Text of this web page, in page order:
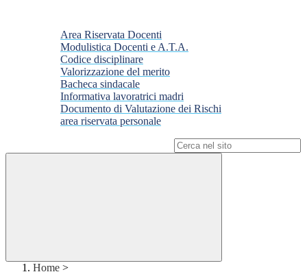
Area Riservata Docenti
Modulistica Docenti e A.T.A.
Codice disciplinare
Valorizzazione del merito
Bacheca sindacale
Informativa lavoratrici madri
Documento di Valutazione dei Rischi
area riservata personale
Home >